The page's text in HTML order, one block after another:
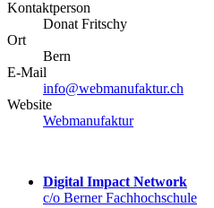
Kontaktperson
Donat Fritschy
Ort
Bern
E-Mail
info@webmanufaktur.ch
Website
Webmanufaktur
Digital Impact Network
c/o Berner Fachhochschule